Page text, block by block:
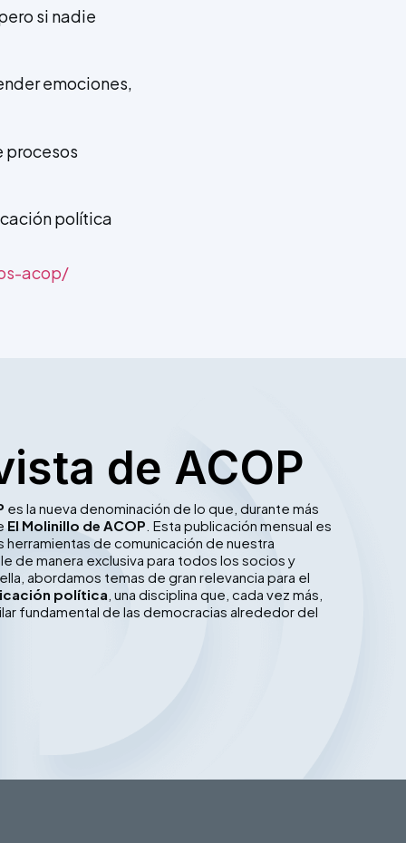
si nadie
emociones,
procesos
política
acop/
de ACOP
es la nueva denominación de lo que, durante más
El Molinillo de ACOP . Esta publicación mensual es
herramientas de comunicación de nuestra
de manera exclusiva para todos los socios y
abordamos temas de gran relevancia para el
política , una disciplina que, cada vez más,
fundamental de las democracias alrededor del